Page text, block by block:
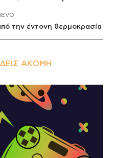
την έντονη θερμοκρασία
ΑΚΌΜΗ